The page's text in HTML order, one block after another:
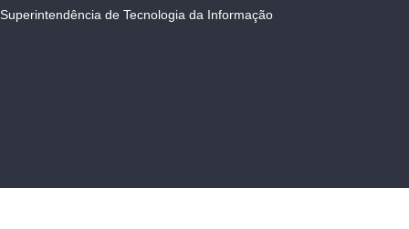
Superintendência de Tecnologia da Informação